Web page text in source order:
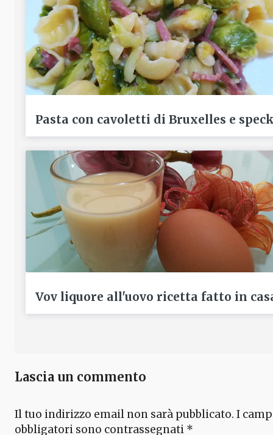
Pasta con cavoletti di Bruxelles e
Vov liquore all'uovo ricetta fatto in
Lascia un commento
Il tuo indirizzo email non sarà pubblicato. I
obbligatori sono contrassegnati *